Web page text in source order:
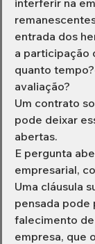
interferir na
entrada dos
a participação
quanto
avaliação?
Um contrato
pode deixar
abertas.
E pergunta
empresarial,
Uma cláusula
pensada pode
falecimento
empresa, que